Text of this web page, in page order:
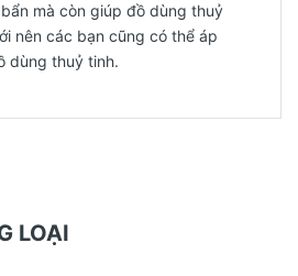
mà còn giúp đồ dùng thuỷ
nên các bạn cũng có thể áp
dùng thuỷ tinh.
LOẠI